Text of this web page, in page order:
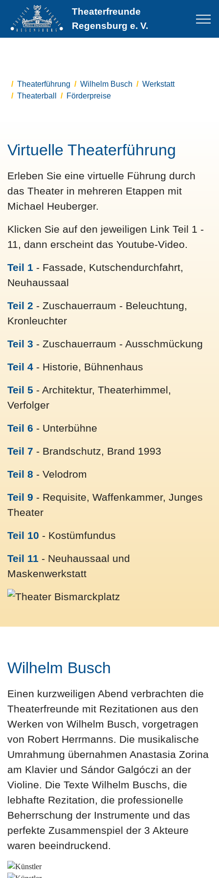
Theaterfreunde
Regensburg e. V.
Theaterführung Wilhelm Busch
Werkstatt
Theaterball
Förderpreise
Virtuelle Theaterführung
Erleben Sie eine virtuelle Führung durch
das Theater in mehreren Etappen mit
Michael Heuberger.
Klicken Sie auf den jeweiligen Link Teil 1 -
11, dann erscheint das Youtube-Video.
Teil 1 - Fassade, Kutschendurchfahrt,
Neuhaussaal
Teil 2 - Zuschauerraum - Beleuchtung,
Kronleuchter
Teil 3 - Zuschauerraum - Ausschmückung
Teil 4 - Historie, Bühnenhaus
Teil 5 - Architektur, Theaterhimmel,
Verfolger
Teil 6 - Unterbühne
Teil 7 - Brandschutz, Brand 1993
Teil 8 - Velodrom
Teil 9 - Requisite, Waffenkammer, Junges
Theater
Teil 10 - Kostümfundus
Teil 11 - Neuhaussaal und
Maskenwerkstatt
Wilhelm Busch
Einen kurzweiligen Abend verbrachten die
Theaterfreunde mit Rezitationen aus den
Werken von Wilhelm Busch, vorgetragen
von Robert Herrmanns. Die musikalische
Umrahmung übernahmen Anastasia Zorina
am Klavier und Sándor Galgóczi an der
Violine. Die Texte Wilhelm Buschs, die
lebhafte Rezitation, die professionelle
Beherrschung der Instrumente und das
perfekte Zusammenspiel der 3 Akteure
waren beeindruckend.